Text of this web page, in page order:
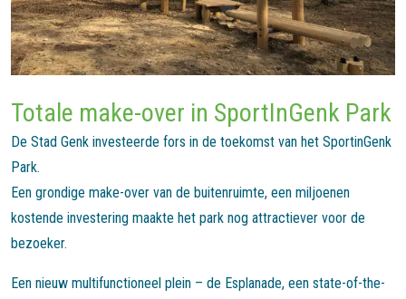
Totale make-over in SportInGenk Park
De Stad Genk investeerde fors in de toekomst van het SportinGenk
Park.
Een grondige make-over van de buitenruimte, een miljoenen
kostende investering maakte het park nog attractiever voor de
bezoeker.
Een nieuw multifunctioneel plein – de Esplanade, een state-of-the-